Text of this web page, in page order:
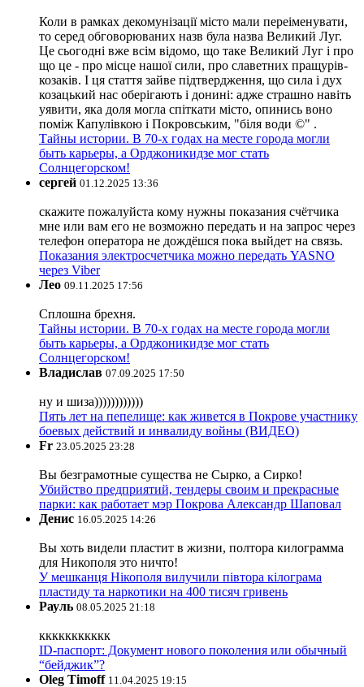
Коли в рамках декомунізації місто мали переіменувати,
то серед обговорюваних назв була назва Великий Луг.
Це сьогодні вже всім відомо, що таке Великий Луг і про
що це - про місце нашої сили, про славетних пращурів-
козаків. І ця стаття зайве підтвердження, що сила і дух
козацький нас оберігають і донині: адже страшно навіть
уявити, яка доля могла спіткати місто, опинись воно
поміж Капулівкою і Покровським, "біля води ©" .
Тайны истории. В 70-х годах на месте города могли
быть карьеры, а Орджоникидзе мог стать
Солнцегорском!
сергей 01.12.2025 13:36
скажите пожалуйста кому нужны показания счётчика
мне или вам его не возможно передать и на запрос через
телефон оператора не дождёшся пока выйдет на связь.
Показания электросчетчика можно передать YASNO
через Viber
Лео 09.11.2025 17:56
Сплошна брехня.
Тайны истории. В 70-х годах на месте города могли
быть карьеры, а Орджоникидзе мог стать
Солнцегорском!
Владислав 07.09.2025 17:50
ну и шиза))))))))))))
Пять лет на пепелище: как живется в Покрове участнику
боевых действий и инвалиду войны (ВИДЕО)
Fr 23.05.2025 23:28
Вы безграмотные существа не Сырко, а Сирко!
Убийство предприятий, тендеры своим и прекрасные
парки: как работает мэр Покрова Александр Шаповал
Денис 16.05.2025 14:26
Вы хоть видели пластит в жизни, полтора килограмма
для Никополя это ничто!
У мешканця Нікополя вилучили півтора кілограма
пластиду та наркотики на 400 тисяч гривень
Рауль 08.05.2025 21:18
ккккккккккк
ID-паспорт: Документ нового поколения или обычный
“бейджик”?
Oleg Timoff 11.04.2025 19:15